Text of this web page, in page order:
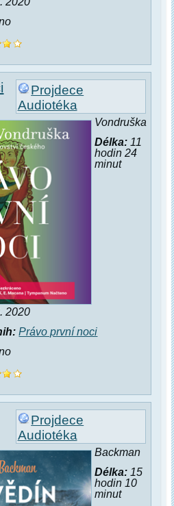
Projdece
Audiotéka
Vondruška
Délka:11
hodin 24
minut
2020
Právo první noci
Projdece
Audiotéka
Backman
Délka:15
hodin 10
minut